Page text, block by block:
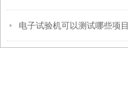
电子试验机可以测试哪些项目